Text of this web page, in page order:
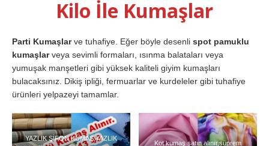
Kilo İle Kumaşlar
Parti Kumaşlarve tuhafiye. Eğer böyle desenli spot pamuklu
kumaşlarveya sevimli formaları, ısınma balataları veya
yumuşak manşetleri gibi yüksek kaliteli giyim kumaşları
bulacaksınız. Dikiş ipliği, fermuarlar ve kurdeleler gibi tuhafiye
ürünleri yelpazeyi tamamlar.
YAZLIK ŞİFON KUMAŞ,YAZLIK
Kot kumaş satın alınır,süprem